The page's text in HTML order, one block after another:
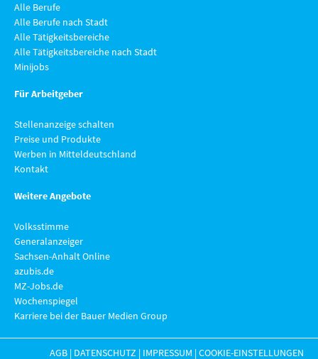
Alle Berufe
Alle Berufe nach Stadt
Alle Tätigkeitsbereiche
Alle Tätigkeitsbereiche nach Stadt
Minijobs
Für Arbeitgeber
Stellenanzeige schalten
Preise und Produkte
Werben in Mitteldeutschland
Kontakt
Weitere Angebote
Volksstimme
Generalanzeiger
Sachsen-Anhalt Online
azubis.de
MZ-Jobs.de
Wochenspiegel
Karriere bei der Bauer Medien Group
AGB | DATENSCHUTZ | IMPRESSUM |COOKIE-EINSTELLUNGEN